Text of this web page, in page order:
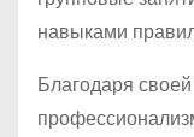
навыками
Благодаря